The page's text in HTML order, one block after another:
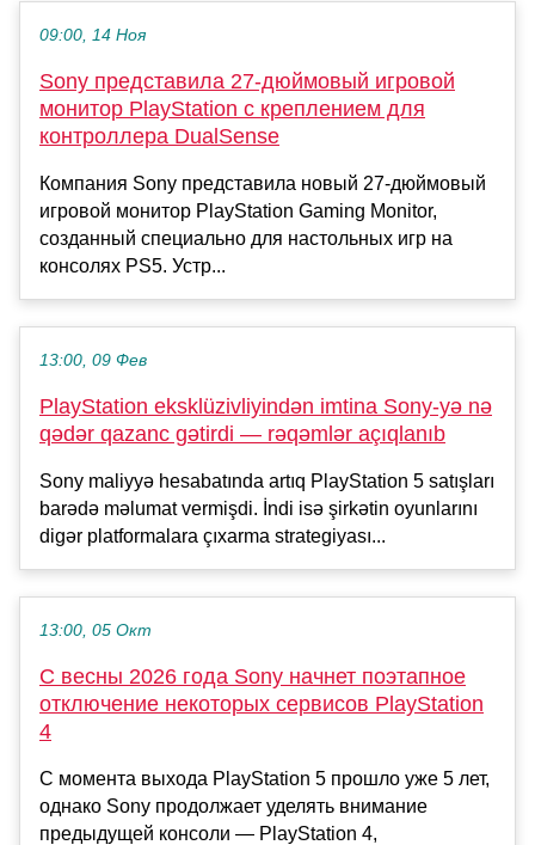
09:00, 14 Ноя
Sony представила 27-дюймовый игровой
монитор PlayStation с креплением для
контроллера DualSense
Компания Sony представила новый 27-дюймовый
игровой монитор PlayStation Gaming Monitor,
созданный специально для настольных игр на
консолях PS5. Устр...
13:00, 09 Фев
PlayStation eksklüzivliyindən imtina Sony-yə nə
qədər qazanc gətirdi — rəqəmlər açıqlanıb
Sony maliyyə hesabatında artıq PlayStation 5 satışları
barədə məlumat vermişdi. İndi isə şirkətin oyunlarını
digər platformalara çıxarma strategiyası...
13:00, 05 Окт
С весны 2026 года Sony начнет поэтапное
отключение некоторых сервисов PlayStation
4
С момента выхода PlayStation 5 прошло уже 5 лет,
однако Sony продолжает уделять внимание
предыдущей консоли — PlayStation 4,